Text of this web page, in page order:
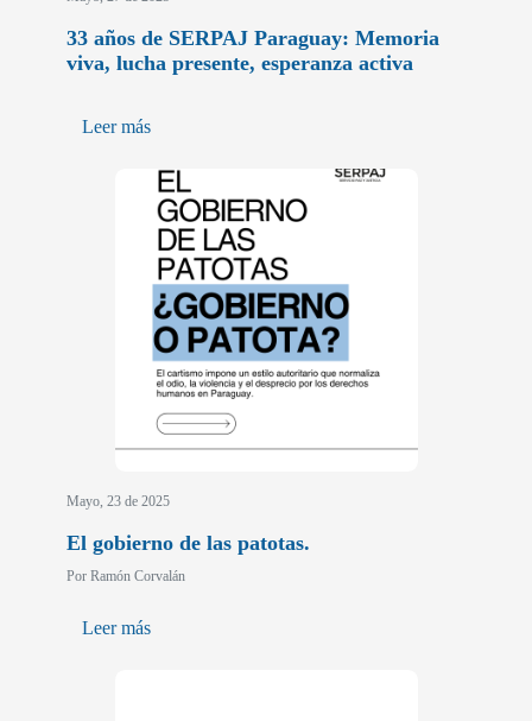
33 años de SERPAJ Paraguay: Memoria
viva, lucha presente, esperanza activa
Leer más
Mayo, 23 de 2025
El gobierno de las patotas.
Por Ramón Corvalán
Leer más